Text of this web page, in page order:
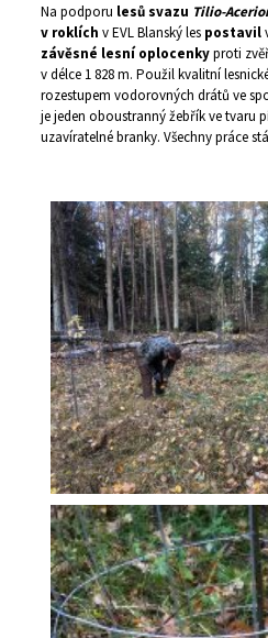
Na podporu lesů svazu Tilio-
v roklích v EVL Blanský les postavil
závěsné lesní oplocenkyproti
v délce 1 828 m. Použil kvalitní
rozestupem vodorovných drátů ve
je jeden oboustranný žebřík ve tvaru
uzavíratelné branky. Všechny práce